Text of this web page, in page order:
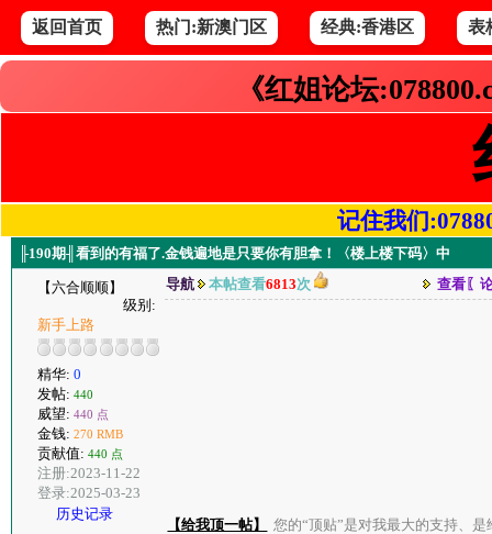
返回首页 热门:新澳门区 经典:香港区 表
《红姐论坛
记住我们
╟190期╢看到的有福了.金钱遍地是只要你有胆拿！〈楼上楼下码〉中
【六合顺顺】
级别:
新手上路
精华: 0
发帖: 440
威望: 440 点
金钱: 270 RMB
贡献值: 440 点
注册:2023-11-22
登录:2025-03-23
历史记录
导航 本帖查看6813次 查看〖
【给我顶一帖】 您的“顶贴”是对我最大的支持、